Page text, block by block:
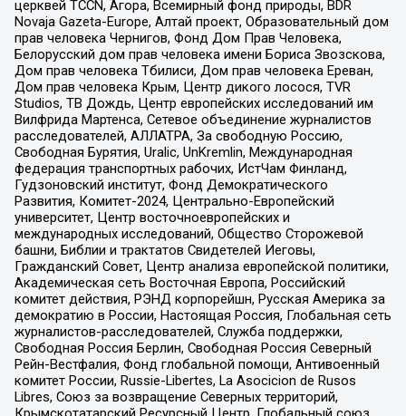
церквей TCCN, Агора, Всемирный фонд природы, BDR
Novaja Gazeta-Europe, Алтай проект, Образовательный дом
прав человека Чернигов, Фонд Дом Прав Человека,
Белорусский дом прав человека имени Бориса Звозскова,
Дом прав человека Тбилиси, Дом прав человека Ереван,
Дом прав человека Крым, Центр дикого лосося, TVR
Studios, ТВ Дождь, Центр европейских исследований им
Вилфрида Мартенса, Сетевое объединение журналистов
расследователей, АЛЛАТРА, За свободную Россию,
Свободная Бурятия, Uralic, UnKremlin, Международная
федерация транспортных рабочих, ИстЧам Финланд,
Гудзоновский институт, Фонд Демократического
Развития, Комитет-2024, Центрально-Европейский
университет, Центр восточноевропейских и
международных исследований, Общество Сторожевой
башни, Библии и трактатов Свидетелей Иеговы,
Гражданский Совет, Центр анализа европейской политики,
Академическая сеть Восточная Европа, Российский
комитет действия, РЭНД корпорейшн, Русская Америка за
демократию в России, Настоящая Россия, Глобальная сеть
журналистов-расследователей, Служба поддержки,
Свободная Россия Берлин, Свободная Россия Северный
Рейн-Вестфалия, Фонд глобальной помощи, Антивоенный
комитет России, Russie-Libertes, La Asocicion de Rusos
Libres, Союз за возвращение Северных территорий,